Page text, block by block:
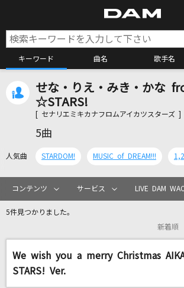
キーワード 曲名 歌手名
カラオケ検索
リアルタイムで歌われている曲
IGNITE
せな・りえ・みき・かな
☆STARS!
[ セナリエミキカナフロムアイカツスターズ ]
5曲
人気曲 STARDOM! MUSIC of DREAM!!!
コンテンツ サービス LIVE DAM
5件見つかりました。
新着順
We wish you a merry Christmas
STARS! Ver.